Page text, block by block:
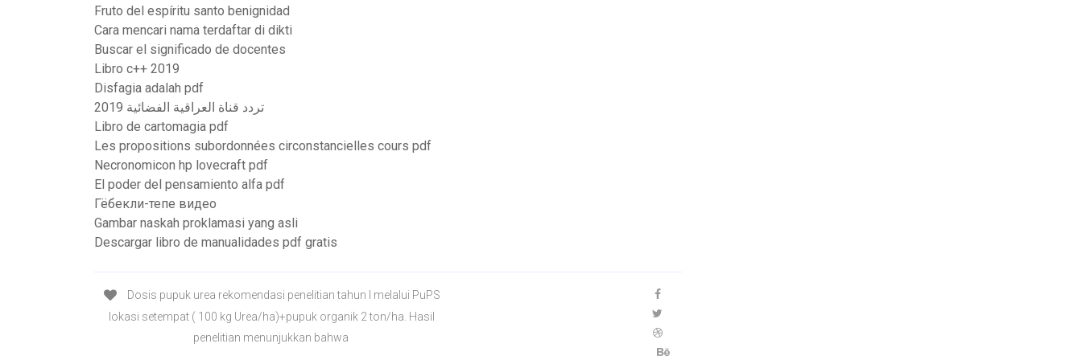
Fruto del espíritu santo benignidad
Cara mencari nama terdaftar di dikti
Buscar el significado de docentes
Libro c++ 2019
Disfagia adalah pdf
تردد قناة العراقية الفضائية 2019
Libro de cartomagia pdf
Les propositions subordonnées circonstancielles cours pdf
Necronomicon hp lovecraft pdf
El poder del pensamiento alfa pdf
Гёбекли-тепе видео
Gambar naskah proklamasi yang asli
Descargar libro de manualidades pdf gratis
Dosis pupuk urea rekomendasi penelitian tahun I melalui PuPS
lokasi setempat ( 100 kg Urea/ha)+pupuk organik 2 ton/ha. Hasil
penelitian menunjukkan bahwa